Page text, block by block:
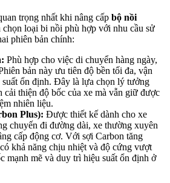
trọng nhất khi nâng cấp bộ nồi
chọn loại bi nồi phù hợp với nhu cầu sử
phiên bản chính:
Phù hợp cho việc di chuyển hàng ngày,
bản này ưu tiên độ bền tối đa, vận
suất ổn định. Đây là lựa chọn lý tưởng
cải thiện độ bốc của xe mà vẫn giữ được
nhiên liệu.
Plus): Được thiết kế dành cho xe
chuyến đi đường dài, xe thường xuyên
cấp động cơ. Với sợi Carbon tăng
khả năng chịu nhiệt và độ cứng vượt
mạnh mẽ và duy trì hiệu suất ổn định ở